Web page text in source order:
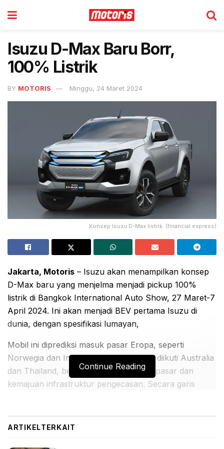
Isuzu D-Max Baru Borr,
100% Listrik
BY MOTORIS Minggu, 24 Maret 2024
Konsep Isuzu D-Max listrik. (financial express)
Jakarta, Motoris – Isuzu akan menampilkan konsep
D-Max baru yang menjelma menjadi pickup 100%
listrik di Bangkok International Auto Show, 27 Maret-7
April 2024. Ini akan menjadi BEV pertama Isuzu di
dunia, dengan spesifikasi lumayan,
Mobil ini diprediksi masuk pasar Eropa, seperti
Norwegia dan Inggris Raya pada 2025, diikuti Australia
dan Thailand, berdasarkan kebutuhan pasar dan
kemajuan infrastruktur pengecasan. Secara garis
Continue Reading
ARTIKELTERKAIT